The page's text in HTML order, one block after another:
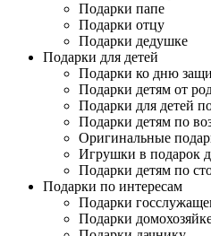
Подарки папе
Подарки отцу
Подарки дедушке
Подарки для детей
Подарки ко дню
Подарки детям от
Подарки для детей
Подарки детям по
Оригинальные
Игрушки в подарок
Подарки детям по
Подарки по интересам
Подарки
Подарки